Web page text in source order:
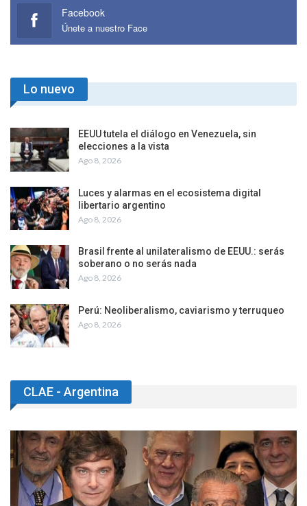
Facebook
Únete a nuestro Face
Lo nuevo
EEUU tutela el diálogo en Venezuela, sin
elecciones a la vista
Ago 8, 2026
Luces y alarmas en el ecosistema digital
libertario argentino
Ago 8, 2026
Brasil frente al unilateralismo de EEUU.: serás
soberano o no serás nada
Ago 8, 2026
Perú: Neoliberalismo, caviarismo y terruqueo
Ago 8, 2026
CLAE - Argentina